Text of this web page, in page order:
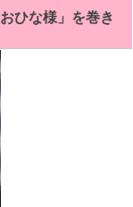
ひな様」を巻き